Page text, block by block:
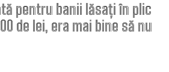
pentru banii lăsați în plic
de lei, era mai bine să nu